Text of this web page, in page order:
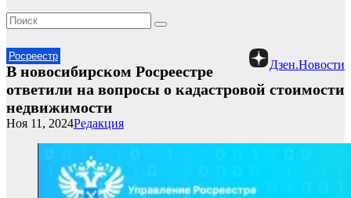
Росреестр
Дзен.Новости
В новосибирском Росреестре
ответили на вопросы о кадастровой стоимости
недвижимости
Редакция
Ноя 11, 2024